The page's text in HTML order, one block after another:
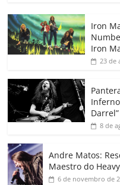
c
e
b
o
o
k
itt
er s
Iron
Iron
23 de
Darrel”
8 de
Andre Matos:
Maestro do
6 de novembro de